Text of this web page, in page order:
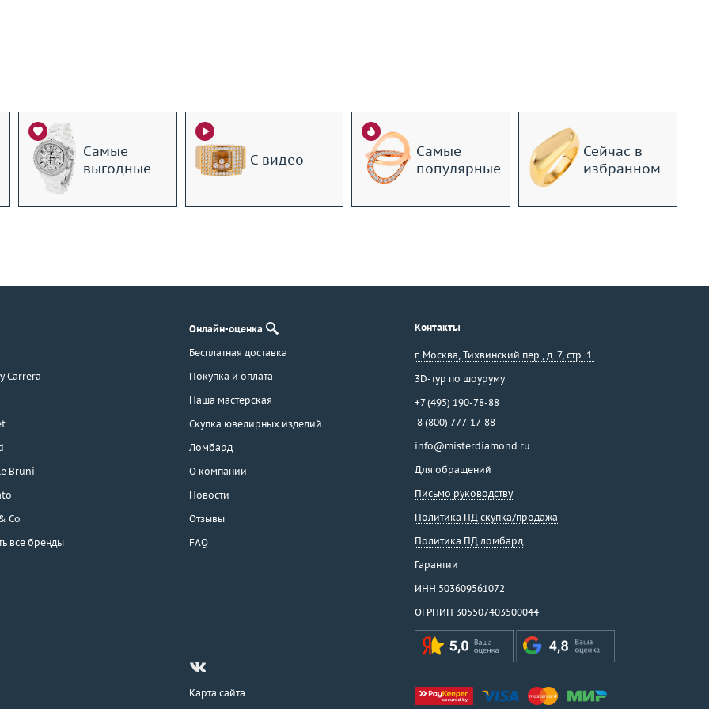
Самые
выгодные
С видео
Самые
популярные
Сейчас в
избранном
Carrera
Bruni
Co
все бренды
Онлайн-оценка
Бесплатная доставка
Покупка и оплата
Наша мастерская
Скупка ювелирных изделий
Ломбард
О компании
Новости
Отзывы
FAQ
Контакты
г. Москва, Тихвинский пер., д. 7, стр. 1.
3D-тур по шоуруму
+7 (495) 190-78-88
8 (800) 777-17-88
info@misterdiamond.ru
Для обращений
Письмо руководству
Политика ПД скупка/продажа
Политика ПД ломбард
Гарантии
ИНН 503609561072
ОГРНИП 305507403500044
Карта сайта